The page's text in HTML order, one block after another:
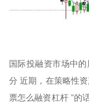
国际投融资市场中
分 近期，在策略性
票怎么融资杠杆 ”的